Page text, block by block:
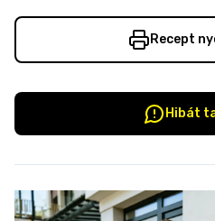
Recept
Hibát